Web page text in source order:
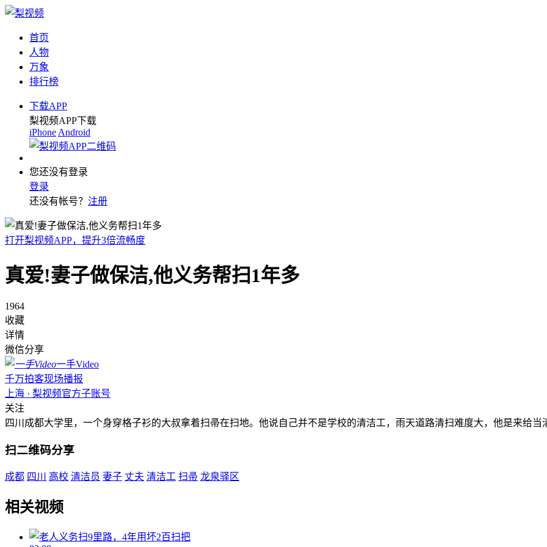
首页
人物
万象
排行榜
下载APP
梨视频APP下载
iPhone Android
您还没有登录
登录
还没有帐号？ 注册
打开梨视频APP，提升3倍流畅度
真爱!妻子做保洁,他义务帮扫1年多
1964
收藏
详情
微信分享
一手Video
千万拍客现场播报
上海 · 梨视频官方子账号
关注
四川成都大学里，一个身穿格子衫的大叔拿着扫帚在扫地。他说自己并不是学校的清洁工，雨天道路清扫难度大，他是来给当
扫二维码分享
成都 四川 高校 清洁员 妻子 丈夫 清洁工 扫帚 龙泉驿区
相关视频